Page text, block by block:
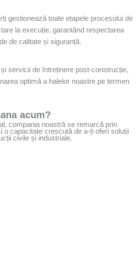
gestionează toate etapele procesului de
la execuție, garantând respectarea
de calitate și siguranță.
servicii de întreținere post-construcție,
optimă a halelor noastre pe termen
acum?
compania noastră se remarcă prin
o capacitate crescută de a-ți oferi soluții
civile și industriale.